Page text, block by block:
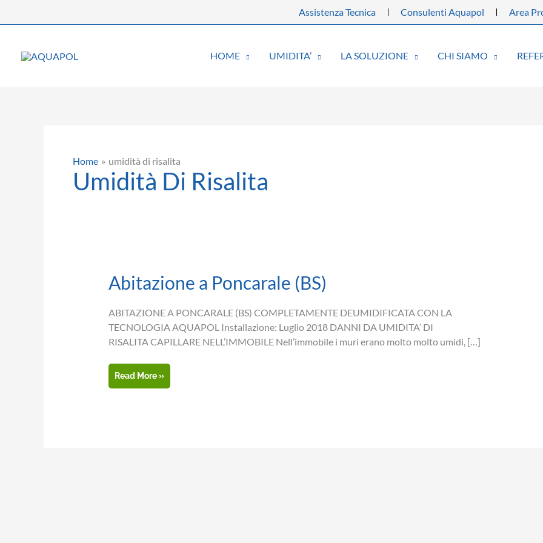
Assistenza Tecnica Consulenti Aquapol Area
HOME UMIDITA’ LA SOLUZIONE CHI SIAMO
Home umidità di risalita
Umidità Di Risalita
Abitazione a Poncarale (BS)
ABITAZIONE A PONCARALE (BS) COMPLETAMENTE DEUMIDIFICATA CON LA
TECNOLOGIA AQUAPOL Installazione: Luglio 2018 DANNI DA UMIDITA’ DI
RISALITA CAPILLARE NELL’IMMOBILE Nell’immobile i muri erano molto molto umidi, […]
Abitazione
a
Read More »